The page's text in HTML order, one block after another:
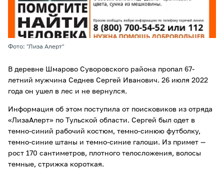
Фото: "Лиза Алерт"
В деревне Шмарово Суворовского района пропал 67-
летний мужчина Седнев Сергей Иванович. 26 июля 2022
года он ушел в лес и не вернулся.
Информация об этом поступила от поисковиков из отряда
«ЛизаАлерт» по Тульской области. Сергей был одет в
темно-синий рабочий костюм, темно-синюю футболку,
темно-синие штаны и темно-синие галоши. Из примет —
рост 170 сантиметров, плотного телосложения, волосы
темные, стрижка короткая.